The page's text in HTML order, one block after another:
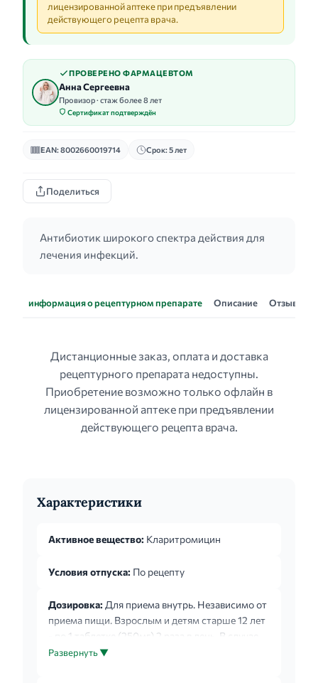
лицензированной аптеке при предъявлении
действующего рецепта врача.
ПРОВЕРЕНО ФАРМАЦЕВТОМ
Анна Сергеевна
Провизор · стаж более 8 лет
Сертификат подтверждён
EAN: 8002660019714 Срок: 5 лет
Поделиться
Антибиотик широкого спектра действия для
лечения инфекций.
информация о рецептурном препарате Описание Отзывы
Дистанционные заказ, оплата и доставка
рецептурного препарата недоступны.
Приобретение возможно только офлайн в
лицензированной аптеке при предъявлении
действующего рецепта врача.
Характеристики
Активное вещество: Кларитромицин
Условия отпуска: По рецепту
Дозировка: Для приема внутрь. Независимо от
приема пищи. Взрослым и детям старше 12 лет
- по 1 таблетке (250мг) 2 раза в день. В случае
более тяжелых инфекций дозу увеличивают до
Развернуть ▼